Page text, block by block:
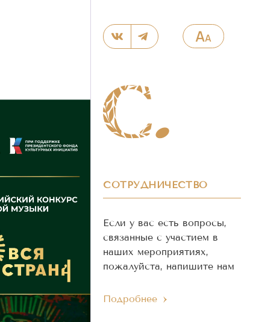
СОТРУДНИЧЕСТВО
Если у вас есть вопросы,
связанные с участием в
наших мероприятиях,
пожалуйста, напишите нам
Подробнее